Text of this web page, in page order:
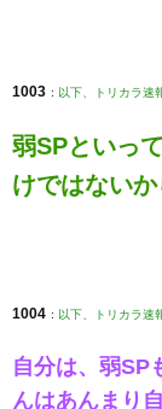
1003 : 以下、トリカラ速
弱SPといっ
けではないか
1004 : 以下、トリカラ速
自分は、弱SP
んはあんまり